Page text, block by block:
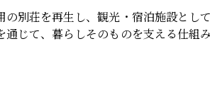
の別荘を再生し、観光・宿泊施設とし
通じて、暮らしそのものを支える仕組